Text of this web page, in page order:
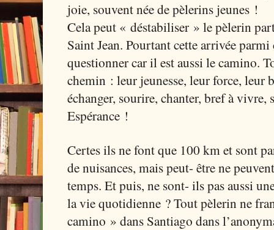
joie, souvent née de pèlerins jeunes !
Cela peut « déstabiliser » le pèlerin
Saint Jean. Pourtant cette arrivée
questionner car il est aussi le camino.
chemin : leur jeunesse, leur force, leur
échanger, sourire, chanter, bref à vivre,
Espérance !
Certes ils ne font que 100 km et sont
de nuisances, mais peut- être ne
temps. Et puis, ne sont- ils pas aussi
la vie quotidienne ? Tout pèlerin ne
camino » dans Santiago dans